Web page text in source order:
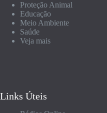
Proteção Animal
Educação
Meio Ambiente
Saúde
Veja mais
Links Úteis